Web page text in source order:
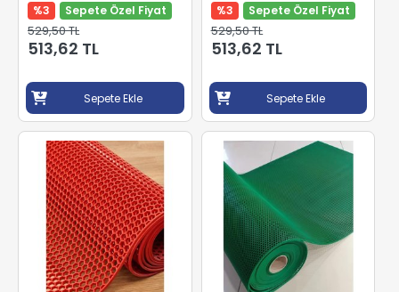
%3 Sepete Özel Fiyat
529,50 TL
513,62 TL
Sepete Ekle
%3 Sepete Özel Fiyat
529,50 TL
513,62 TL
Sepete Ekle